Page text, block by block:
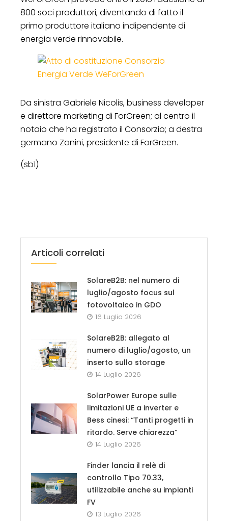
800 soci produttori, diventando di fatto il
primo produttore italiano indipendente di
energia verde rinnovabile.
Da sinistra Gabriele Nicolis, business developer
e direttore marketing di ForGreen; al centro il
notaio che ha registrato il Consorzio; a destra
germano Zanini, presidente di ForGreen.
(sb1)
Articoli correlati
SolareB2B: nel numero di
luglio/agosto focus sul
fotovoltaico in GDO
16 Luglio 2026
SolareB2B: allegato al
numero di luglio/agosto, un
inserto sullo storage
14 Luglio 2026
SolarPower Europe sulle
limitazioni UE a inverter e
Bess cinesi: “Tanti progetti in
ritardo. Serve chiarezza”
14 Luglio 2026
Finder lancia il relè di
controllo Tipo 70.33,
utilizzabile anche su impianti
FV
13 Luglio 2026